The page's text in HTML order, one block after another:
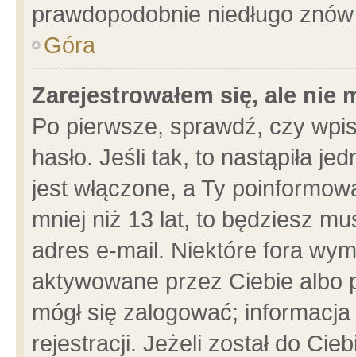
prawdopodobnie niedługo
Góra
Zarejestrowałem się, ale nie
Po pierwsze, sprawdź, czy
hasło. Jeśli tak, to nastąpiła
jest włączone, a Ty
mniej niż 13 lat, to będziesz
adres e-mail. Niektóre fora
aktywowane przez Ciebie albo
mógł się zalogować;
rejestracji. Jeżeli został do